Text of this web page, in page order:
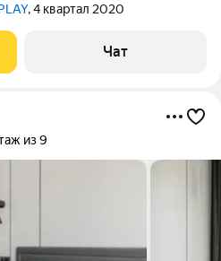
, 4 квартал 2020
Чат
из 9